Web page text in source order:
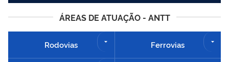
ÁREAS DE ATUAÇÃO - ANTT
Rodovias Ferrovias